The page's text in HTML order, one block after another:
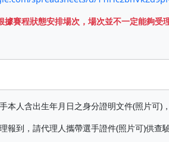
據賽程狀態安排場次，場次並不一定能夠
本人含出生年月日之身分證明文件(照片可)
報到，請代理人攜帶選手證件(照片可)供查